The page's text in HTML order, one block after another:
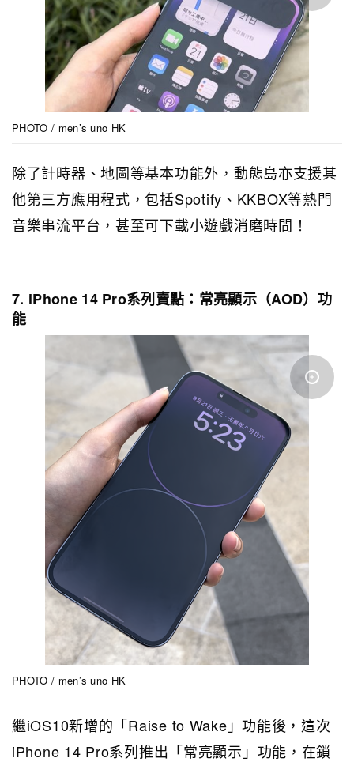
PHOTO / men’s uno HK
除了計時器、地圖等基本功能外，動態島亦支援其
他第三方應用程式，包括Spotify、KKBOX等熱門
音樂串流平台，甚至可下載小遊戲消磨時間！
7. iPhone 14 Pro系列賣點：常亮顯示（AOD）功
能
PHOTO / men’s uno HK
繼iOS10新增的「Raise to Wake」功能後，這次
iPhone 14 Pro系列推出「常亮顯示」功能，在鎖